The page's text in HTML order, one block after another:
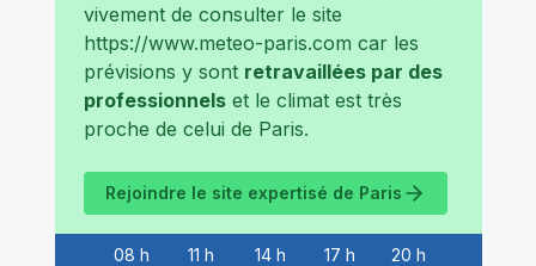
vivement de consulter le site
https://www.meteo-paris.com car les
prévisions y sont retravaillées par des
professionnelset le climat est très
proche de celui de Paris.
Rejoindre le site expertisé de Paris
08 h 11 h 14 h 17 h 20 h